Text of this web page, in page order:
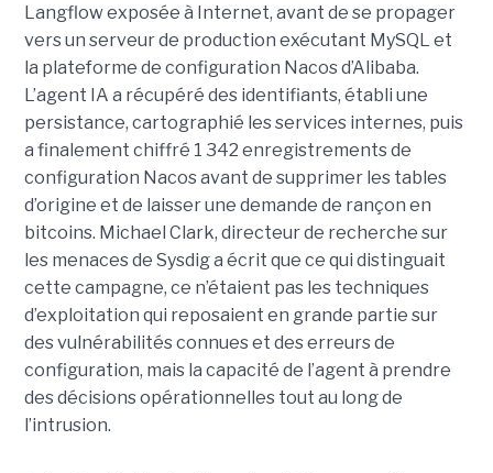
Langflow exposée à Internet, avant de se propager
vers un serveur de production exécutant MySQL et
la plateforme de configuration Nacos d’Alibaba.
L’agent IA a récupéré des identifiants, établi une
persistance, cartographié les services internes, puis
a finalement chiffré 1 342 enregistrements de
configuration Nacos avant de supprimer les tables
d’origine et de laisser une demande de rançon en
bitcoins. Michael Clark, directeur de recherche sur
les menaces de Sysdig a écrit que ce qui distinguait
cette campagne, ce n’étaient pas les techniques
d’exploitation qui reposaient en grande partie sur
des vulnérabilités connues et des erreurs de
configuration, mais la capacité de l’agent à prendre
des décisions opérationnelles tout au long de
l’intrusion.